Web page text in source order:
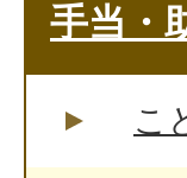
手当・
こ